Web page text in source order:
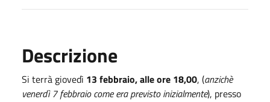
Descrizione
Si terrà giovedì 13 febbraio, alle ore 18,00, (anzichè
venerdì 7 febbraio come era previsto inizialmente), presso